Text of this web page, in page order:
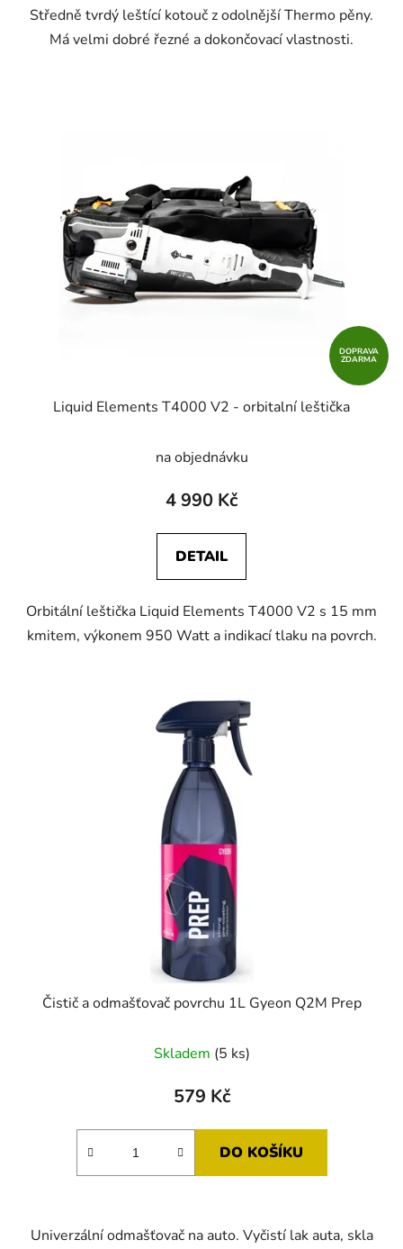
Středně tvrdý leštící kotouč z odolnější Thermo pěny.
Má velmi dobré řezné a dokončovací vlastnosti.
DOPRAVA
ZDARMA
Liquid Elements T4000 V2 - orbitalní leštička
na objednávku
4 990 Kč
DETAIL
Orbitální leštička Liquid Elements T4000 V2 s 15 mm
kmitem, výkonem 950 Watt a indikací tlaku na povrch.
Čistič a odmašťovač povrchu 1L Gyeon Q2M Prep
Skladem (5 ks)
579 Kč
DO KOŠÍKU
Univerzální odmašťovač na auto. Vyčistí lak auta, skla